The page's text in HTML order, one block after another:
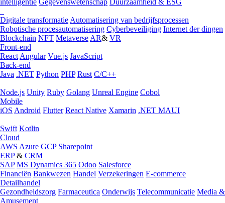
intelligentie Gegevenswetenschap Duurzaamheid & ESG
Digitale transformatie Automatisering van bedrijfsprocessen
Robotische procesautomatisering Cyberbeveiliging Internet der dingen
Blockchain NFT Metaverse AR& VR
Front-end
React Angular Vue.js JavaScript
Back-end
Java .NET Python PHP Rust C/C++
Node.js Unity Ruby Golang Unreal Engine Cobol
Mobile
iOS Android Flutter React Native Xamarin .NET MAUI
Swift Kotlin
Cloud
AWS Azure GCP Sharepoint
ERP& CRM
SAP MS Dynamics 365 Odoo Salesforce
Financiën Bankwezen Handel Verzekeringen E-commerce
Detailhandel
Gezondheidszorg Farmaceutica Onderwijs Telecommunicatie Media &
Amusement